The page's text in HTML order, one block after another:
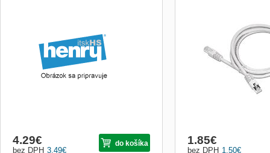
3.49€
bez DPH
4.29€ do košíka
- tienené krútené
Dĺžka: 1.5 m Kategória:
PVC - polyvinyl chloride
1 x RJ45 Typ konektoru
Cross-Over: Nie K...
1.50€
bez DPH
1.85€